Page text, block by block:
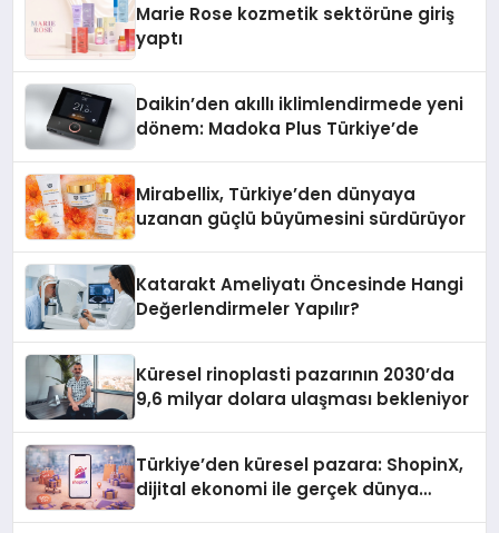
Marie Rose kozmetik sektörüne giriş
yaptı
Daikin’den akıllı iklimlendirmede yeni
dönem: Madoka Plus Türkiye’de
Mirabellix, Türkiye’den dünyaya
uzanan güçlü büyümesini sürdürüyor
Katarakt Ameliyatı Öncesinde Hangi
Değerlendirmeler Yapılır?
Küresel rinoplasti pazarının 2030’da
9,6 milyar dolara ulaşması bekleniyor
Türkiye’den küresel pazara: ShopinX,
dijital ekonomi ile gerçek dünya